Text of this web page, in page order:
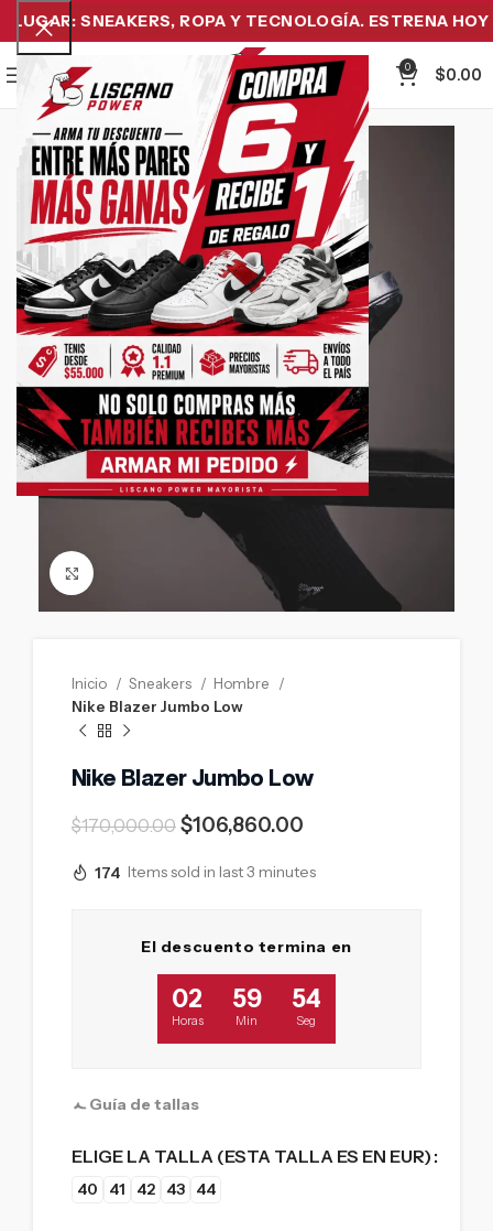
SNEAKERS, ROPA Y TECNOLOGÍA. ESTRENA HOY Y
Menu
0
$0.00
-37%
Inicio Sneakers
Hombre
Nike Blazer Jumbo Low
Nike Blazer Jumbo Low
$170,000.00 $106,860.00
174 Items sold in last 3 minutes
El descuento termina en
02
Horas
59
Min
53
Seg
Guía de tallas
ELIGE LA TALLA (ESTA TALLA ES EN EUR)
40 41 42 43 44